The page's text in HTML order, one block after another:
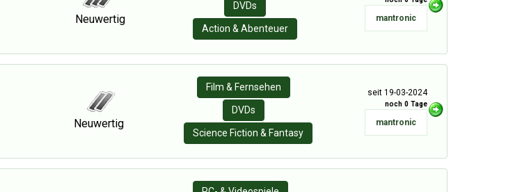
Neuwertig
DVDs
Action & Abenteuer
mantronic
Neuwertig
Film & Fernsehen
DVDs
Science Fiction & Fantasy
seit 19-03-2024
noch 0 Tage
mantronic